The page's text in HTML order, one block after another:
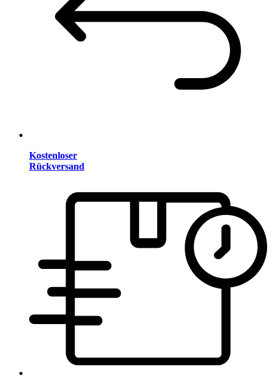
Kostenloser
Rückversand